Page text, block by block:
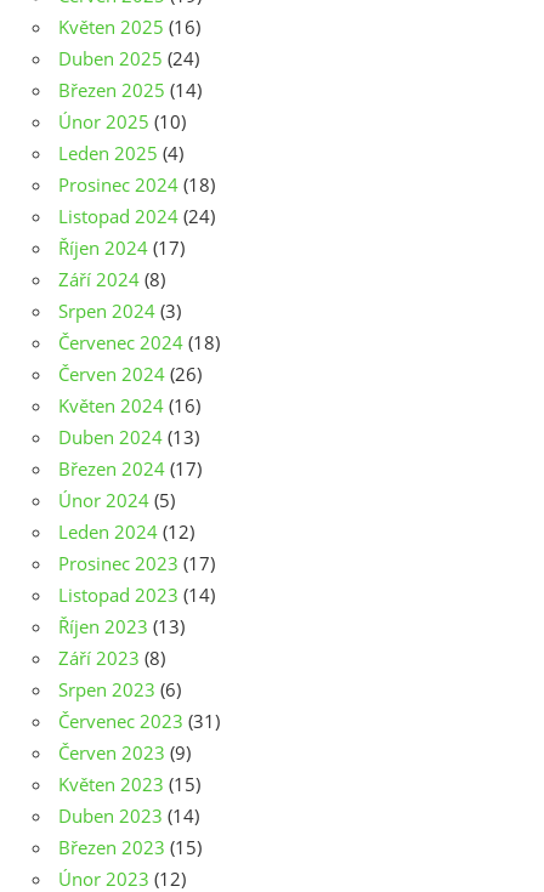
Květen 2025 (16)
Duben 2025 (24)
Březen 2025 (14)
Únor 2025 (10)
Leden 2025 (4)
Prosinec 2024 (18)
Listopad 2024 (24)
Říjen 2024 (17)
Září 2024 (8)
Srpen 2024 (3)
Červenec 2024 (18)
Červen 2024 (26)
Květen 2024 (16)
Duben 2024 (13)
Březen 2024 (17)
Únor 2024 (5)
Leden 2024 (12)
Prosinec 2023 (17)
Listopad 2023 (14)
Říjen 2023 (13)
Září 2023 (8)
Srpen 2023 (6)
Červenec 2023 (31)
Červen 2023 (9)
Květen 2023 (15)
Duben 2023 (14)
Březen 2023 (15)
Únor 2023 (12)